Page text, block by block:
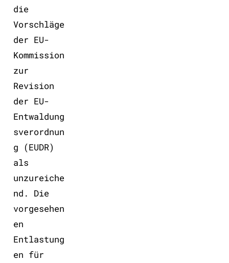
die
Vorschläge
der EU-
Kommission
zur
Revision
der EU-
Entwaldung
sverordnun
g (EUDR)
als
unzureiche
nd. Die
vorgesehen
en
Entlastung
en für